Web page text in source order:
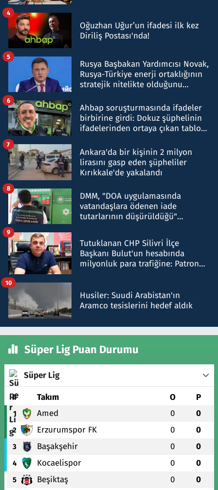
Oğuzhan Uğur’un ifadesi ilk kez
Diriliş Postası'nda!
4
Rusya Başbakan Yardımcısı Novak,
Rusya-Türkiye enerji ortaklığının
stratejik nitelikte olduğunu
5
Ahbap soruşturmasında ifadeler
birbirine girdi: Dokuz şüphelinin
ifadelerinden ortaya çıkan tablo
6
Ankara'da bir kişinin 2 milyon
lirasını gasp eden şüpheliler
Kırıkkale'de yakalandı
7
DMM, "DOA uygulamasında
vatandaşlara ödenen iade
tutarlarının düşürüldüğü"
8
Tutuklanan CHP Silivri İlçe
Başkanı Bulut'un hesabında
milyonluk para trafiğine: Patron
9
Husiler: Suudi Arabistan'ın
Aramco tesislerini hedef aldık
10
Süper Lig Puan Durumu
Süper Lig
# Takım O P
1 Amed 0 0
2 Erzurumspor FK 0 0
3 Başakşehir 0 0
4 Kocaelispor 0 0
5 Beşiktaş 0 0